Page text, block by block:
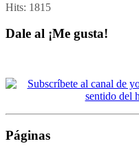
Hits: 1815
Dale al ¡Me gusta!
Páginas